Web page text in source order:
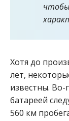
Хотя до
лет,
известны. Во-
батареей
560 км